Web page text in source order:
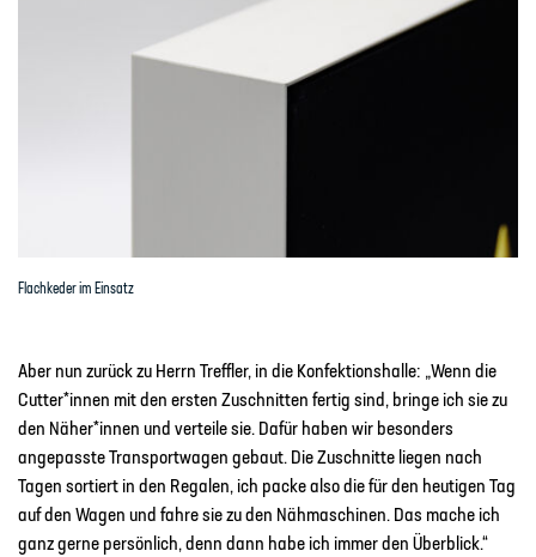
Flachkeder im Einsatz
Aber nun zurück zu Herrn Treffler, in die Konfektionshalle: „Wenn die
Cutter*innen mit den ersten Zuschnitten fertig sind, bringe ich sie zu
den Näher*innen und verteile sie. Dafür haben wir besonders
angepasste Transportwagen gebaut. Die Zuschnitte liegen nach
Tagen sortiert in den Regalen, ich packe also die für den heutigen Tag
auf den Wagen und fahre sie zu den Nähmaschinen. Das mache ich
ganz gerne persönlich, denn dann habe ich immer den Überblick.“